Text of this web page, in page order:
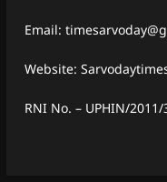
Email:
Website:
RNI No. – UPHIN/2011/